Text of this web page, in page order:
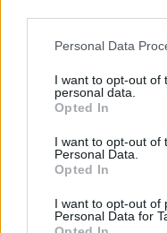
Personal Data
I want to opt-out of
personal data.
Opted In
I want to opt-out of
Personal Data.
Opted In
I want to opt-out of
Personal Data for
Il est important de
après l’exercice pour
Avant de faire de
Pendant l’exercice,
quantités d’eau
,
activité intense ou si